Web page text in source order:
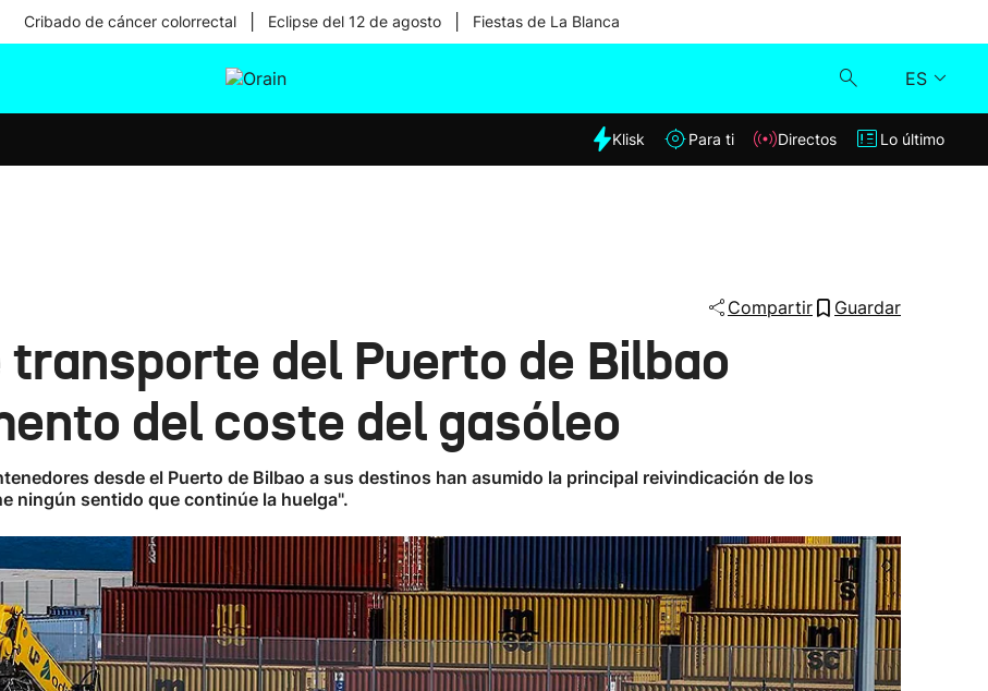
Cribado de cáncer colorrectal Eclipse del 12 de agosto Fiestas de La Blanca
ES
Klisk
Klisk Para ti Directos Lo último
Compartir Guardar
del Puerto de Bilbao
del coste del gasóleo
desde el Puerto de Bilbao a sus destinos han asumido la principal reivindicación de los
ningún sentido que continúe la huelga".